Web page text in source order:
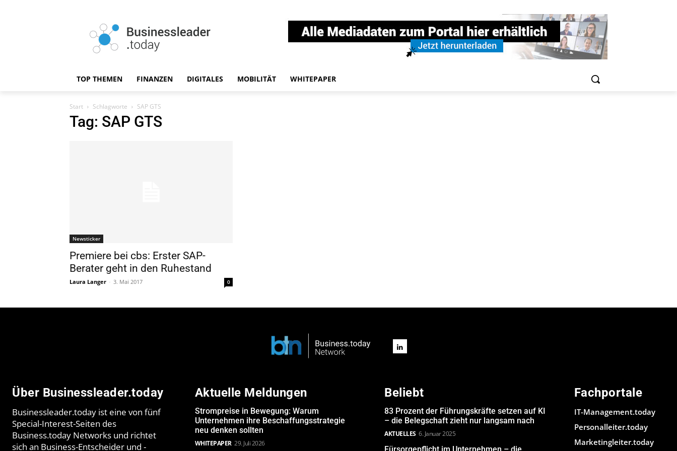
TOP THEMEN FINANZEN DIGITALES MOBILITÄT WHITEPAPER
Start Schlagworte SAP GTS
Tag: SAP GTS
Newsticker
Premiere bei cbs: Erster SAP-
Berater geht in den Ruhestand
Laura Langer - 3. Mai 2017 0
Über Businessleader.today
Businessleader.today ist eine von fünf
Special-Interest-Seiten des
Business.today Networks und richtet
sich an Business-Entscheider und -
Aktuelle Meldungen
Strompreise in Bewegung: Warum
Unternehmen ihre Beschaffungsstrategie
neu denken sollten
WHITEPAPER 29. Juli 2026
Beliebt
83 Prozent der Führungskräfte setzen auf KI
– die Belegschaft zieht nur langsam nach
AKTUELLES 6. Januar 2025
Fachportale
IT-Management.today
Personalleiter.today
Marketingleiter.today